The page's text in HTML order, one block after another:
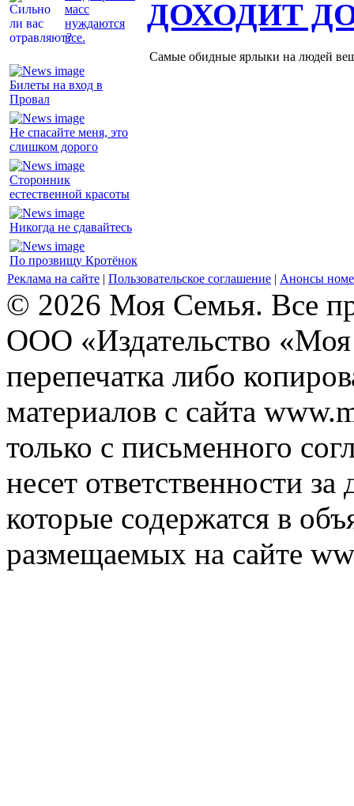
масс
нуждаются
все.
Билеты на вход в
Провал
Не спасайте меня, это
слишком дорого
Сторонник
естественной красоты
Никогда не сдавайтесь
По прозвищу Кротёнок
ДОХОДИТ
Самые обидные ярлыки на людей
Реклама на сайте | Пользовательское соглашение | Анонсы
© 2026 Моя Семья. Все
ООО «Издательство
перепечатка либо
материалов с сайта
только с письменного
несет ответственности
которые содержатся в
размещаемых на сайте